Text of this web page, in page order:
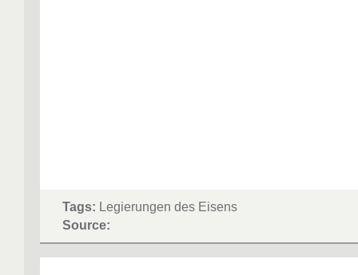
Tags: Legierungen des Eisens
Source: